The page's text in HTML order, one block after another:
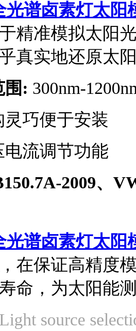
谱卤素灯太阳
精准模拟太阳
真实地还原太
围: 300nm-
巧便于安装
电流调节功能
2009、
谱卤素灯太阳
在保证高精度
命，为太阳能
source